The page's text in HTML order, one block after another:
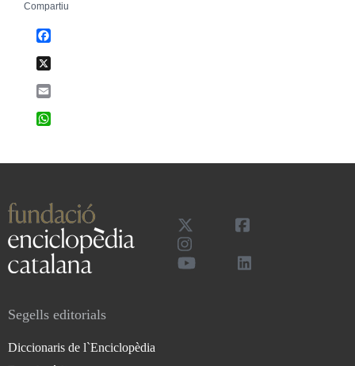
Compartiu
Segells editorials
Diccionaris de l`Enciclopèdia